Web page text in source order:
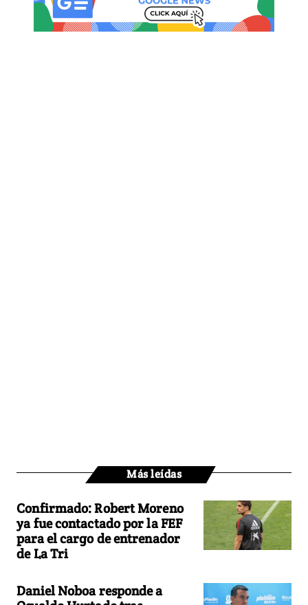
Más leídas
Confirmado: Robert Moreno
ya fue contactado por la FEF
para el cargo de entrenador
de La Tri
Daniel Noboa responde a